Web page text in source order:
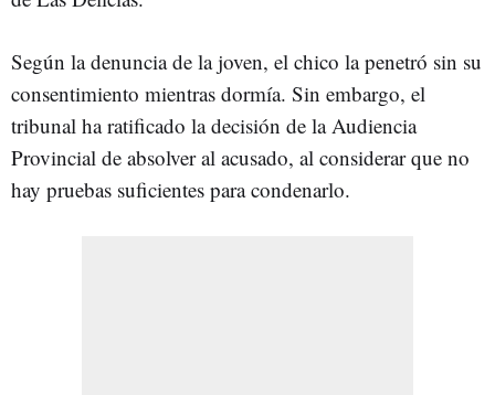
Según la denuncia de la joven, el chico la penetró sin su
consentimiento mientras dormía. Sin embargo, el
tribunal ha ratificado la decisión de la Audiencia
Provincial de absolver al acusado, al considerar que no
hay pruebas suficientes para condenarlo.